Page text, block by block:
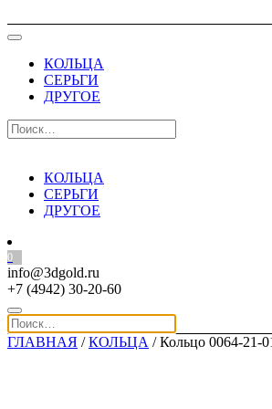
КОЛЬЦА
СЕРЬГИ
ДРУГОЕ
КОЛЬЦА
СЕРЬГИ
ДРУГОЕ
0
info@3dgold.ru
+7 (4942) 30-20-60
ГЛАВНАЯ /КОЛЬЦА / Кольцо 0064-21-